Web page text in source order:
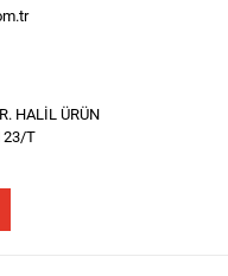
HALİL ÜRÜN
23/T